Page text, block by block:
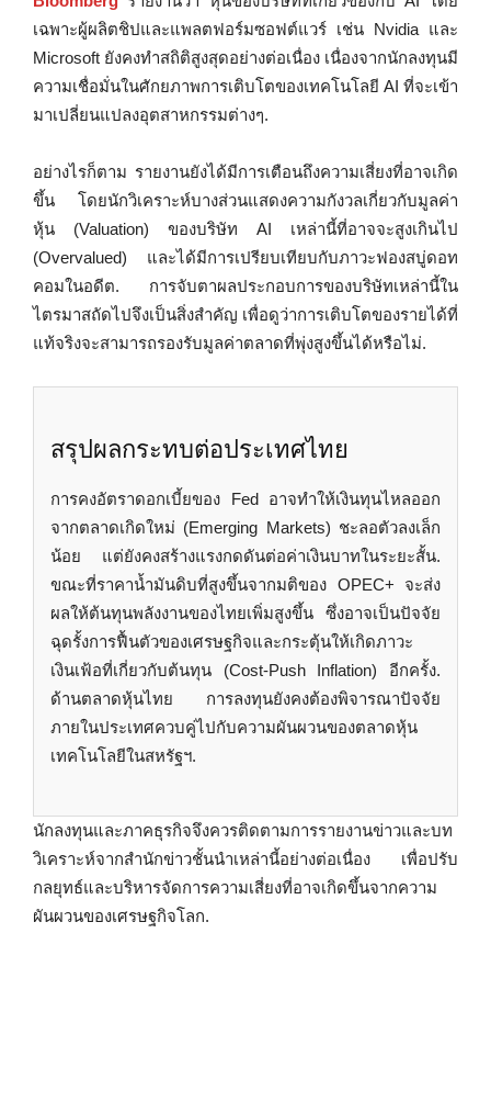
เฉพาะผู้ผลิตชิปและแพลตฟอร์มซอฟต์แวร์ เช่น Nvidia และ
Microsoft ยังคงทำสถิติสูงสุดอย่างต่อเนื่อง เนื่องจากนักลงทุนมี
ความเชื่อมั่นในศักยภาพการเติบโตของเทคโนโลยี AI ที่จะเข้า
มาเปลี่ยนแปลงอุตสาหกรรมต่างๆ.
อย่างไรก็ตาม รายงานยังได้มีการเตือนถึงความเสี่ยงที่อาจเกิด
ขึ้น โดยนักวิเคราะห์บางส่วนแสดงความกังวลเกี่ยวกับมูลค่า
หุ้น (Valuation) ของบริษัท AI เหล่านี้ที่อาจจะสูงเกินไป
(Overvalued) และได้มีการเปรียบเทียบกับภาวะฟองสบู่ดอท
คอมในอดีต. การจับตาผลประกอบการของบริษัทเหล่านี้ใน
ไตรมาสถัดไปจึงเป็นสิ่งสำคัญ เพื่อดูว่าการเติบโตของรายได้ที่
แท้จริงจะสามารถรองรับมูลค่าตลาดที่พุ่งสูงขึ้นได้หรือไม่.
สรุปผลกระทบต่อประเทศไทย
การคงอัตราดอกเบี้ยของ Fed อาจทำให้เงินทุนไหลออก
จากตลาดเกิดใหม่ (Emerging Markets) ชะลอตัวลงเล็ก
น้อย แต่ยังคงสร้างแรงกดดันต่อค่าเงินบาทในระยะสั้น.
ขณะที่ราคาน้ำมันดิบที่สูงขึ้นจากมติของ OPEC+ จะส่ง
ผลให้ต้นทุนพลังงานของไทยเพิ่มสูงขึ้น ซึ่งอาจเป็นปัจจัย
ฉุดรั้งการฟื้นตัวของเศรษฐกิจและกระตุ้นให้เกิดภาวะ
เงินเฟ้อที่เกี่ยวกับต้นทุน (Cost-Push Inflation) อีกครั้ง.
ด้านตลาดหุ้นไทย การลงทุนยังคงต้องพิจารณาปัจจัย
ภายในประเทศควบคู่ไปกับความผันผวนของตลาดหุ้น
เทคโนโลยีในสหรัฐฯ.
นักลงทุนและภาคธุรกิจจึงควรติดตามการรายงานข่าวและบท
วิเคราะห์จากสำนักข่าวชั้นนำเหล่านี้อย่างต่อเนื่อง เพื่อปรับ
กลยุทธ์และบริหารจัดการความเสี่ยงที่อาจเกิดขึ้นจากความ
ผันผวนของเศรษฐกิจโลก.